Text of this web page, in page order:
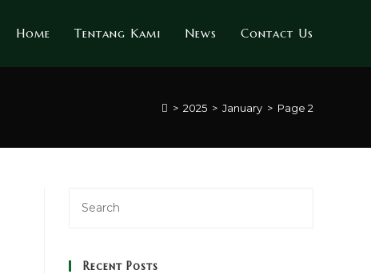
Home Tentang Kami News Contact Us
> 2025 > January > Page 2
Recent Posts